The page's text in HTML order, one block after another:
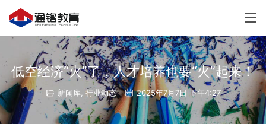
低空经济“火”了，人才培养也要“火”起来！
新闻库, 行业动态 2025年7月7日 下午4:27